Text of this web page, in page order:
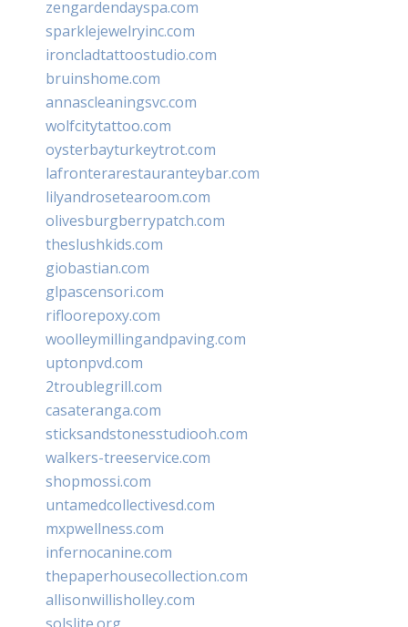
zengardendayspa.com
sparklejewelryinc.com
ironcladtattoostudio.com
bruinshome.com
annascleaningsvc.com
wolfcitytattoo.com
oysterbayturkeytrot.com
lafronterarestauranteybar.com
lilyandrosetearoom.com
olivesburgberrypatch.com
theslushkids.com
giobastian.com
glpascensori.com
rifloorepoxy.com
woolleymillingandpaving.com
uptonpvd.com
2troublegrill.com
casateranga.com
sticksandstonesstudiooh.com
walkers-treeservice.com
shopmossi.com
untamedcollectivesd.com
mxpwellness.com
infernocanine.com
thepaperhousecollection.com
allisonwillisholley.com